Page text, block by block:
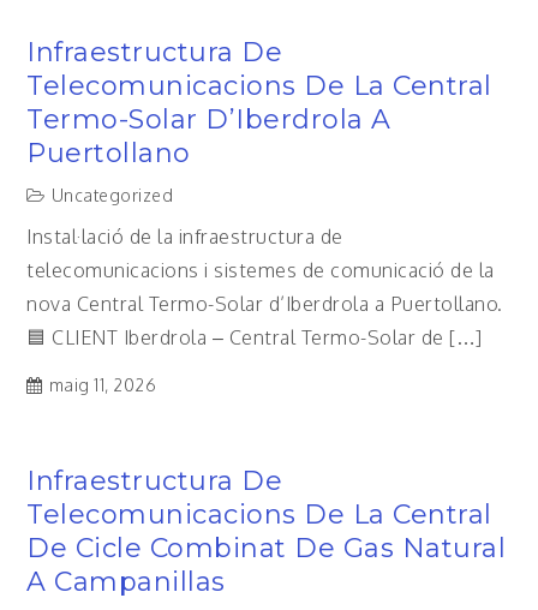
Infraestructura De
Telecomunicacions De La Central
Termo-Solar D’Iberdrola A
Puertollano
Uncategorized
Instal·lació de la infraestructura de
telecomunicacions i sistemes de comunicació de la
nova Central Termo-Solar d’Iberdrola a Puertollano.
🟦 CLIENT Iberdrola – Central Termo-Solar de […]
maig 11, 2026
Infraestructura De
Telecomunicacions De La Central
De Cicle Combinat De Gas Natural
A Campanillas